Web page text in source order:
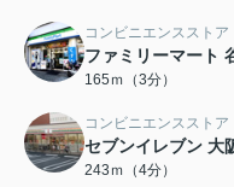
コンビニエンスストア
ファミリーマート
165ｍ（3分）
コンビニエンスストア
セブンイレブン 大
243ｍ（4分）